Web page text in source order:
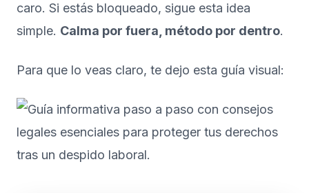
caro. Si estás bloqueado, sigue esta idea
simple. Calma por fuera, método por dentro.
Para que lo veas claro, te dejo esta guía visual: